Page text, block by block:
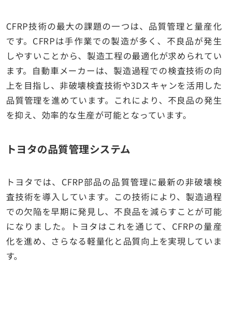
CFRP技術の最大の課題の一つは、品質管理と量産化
です。CFRPは手作業での製造が多く、不良品が発生
しやすいことから、製造工程の最適化が求められてい
ます。自動車メーカーは、製造過程での検査技術の向
上を目指し、非破壊検査技術や3Dスキャンを活用した
品質管理を進めています。これにより、不良品の発生
を抑え、効率的な生産が可能となっています。
トヨタの品質管理システム
トヨタでは、CFRP部品の品質管理に最新の非破壊検
査技術を導入しています。この技術により、製造過程
での欠陥を早期に発見し、不良品を減らすことが可能
になりました。トヨタはこれを通じて、CFRPの量産
化を進め、さらなる軽量化と品質向上を実現していま
す。